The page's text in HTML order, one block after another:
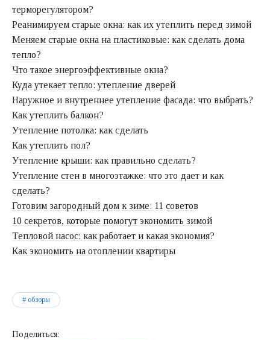
терморегулятором?
Реанимируем старые окна: как их утеплить перед зимой
Меняем старые окна на пластиковые: как сделать дома
тепло?
Что такое энергоэффективные окна?
Куда утекает тепло: утепление дверей
Наружное и внутреннее утепление фасада: что выбрать?
Как утеплить балкон?
Утепление потолка: как сделать
Как утеплить пол?
Утепление крыши: как правильно сделать?
Утепление стен в многоэтажке: что это дает и как
сделать?
Готовим загородный дом к зиме: 11 советов
10 секретов, которые помогут экономить зимой
Тепловой насос: как работает и какая экономия?
Как экономить на отоплении квартиры
обзоры
Поделиться: